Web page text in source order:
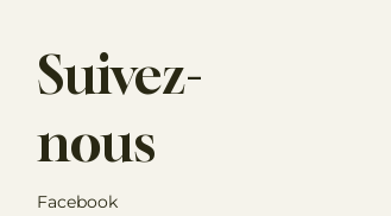
Suivez-
nous
Facebook